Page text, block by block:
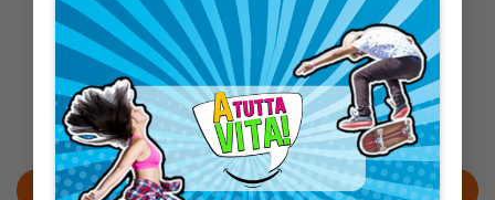
Per i docenti (di ruolo e non)
delleSCUOLE DELL’INFANZIA E PRIMARIE
Adatto agli studentiDAI 4 AI 6 ANNI
AGGIUNGI AL CARRELLO